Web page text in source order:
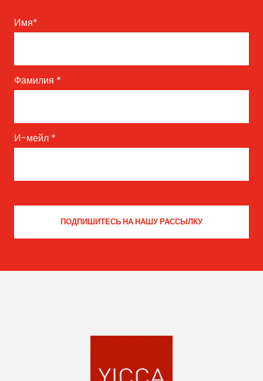
Имя*
Фамилия *
И-мейл *